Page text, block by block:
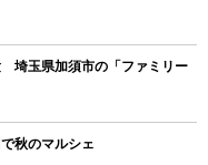
埼玉県加須市の「ファミリー
秋のマルシェ